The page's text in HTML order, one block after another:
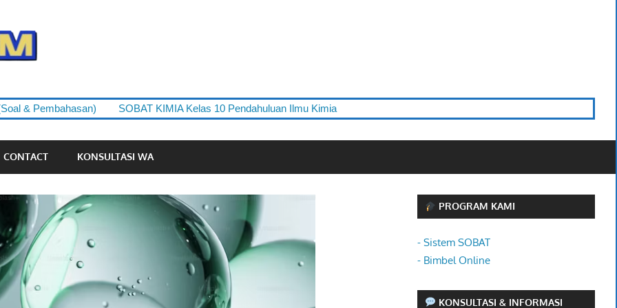
SOBAT KIMIA Kelas 10 Pendahuluan Ilmu Kimia
CONTACT KONSULTASI WA
PROGRAM KAMI
- Sistem SOBAT
- Bimbel Online
KONSULTASI & INFORMASI